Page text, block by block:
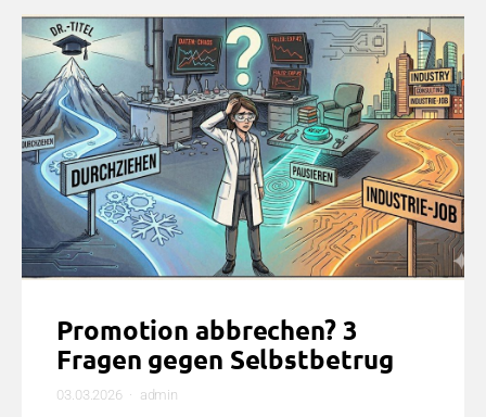
Promotion abbrechen? 3
Fragen gegen Selbstbetrug
03.03.2026 admin